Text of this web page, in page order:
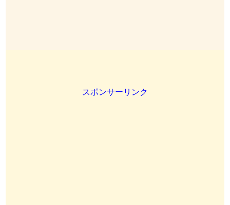
スポンサーリンク